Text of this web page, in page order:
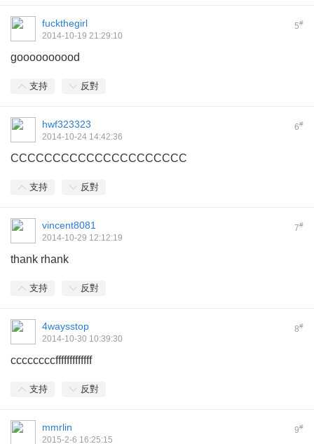
5#
fuckthegirl
2014-10-19 21:29:10
goooooooood
支持 反對
6#
hwf323323
2014-10-24 14:42:36
CCCCCCCCCCCCCCCCCCCCC
支持 反對
7#
vincent8081
2014-10-29 12:12:19
thank rhank
支持 反對
8#
4waysstop
2014-10-30 10:39:30
ccccccccfffffffffffff
支持 反對
9#
mmrlin
2015-2-6 16:25:15